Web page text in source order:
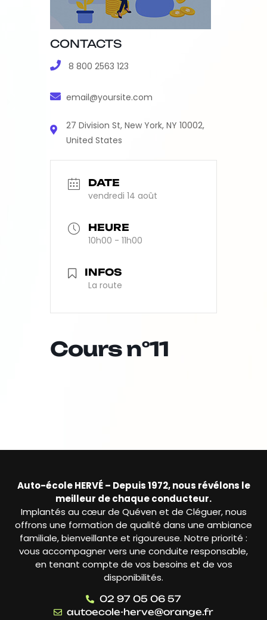
CONTACTS
8 800 2563 123
email@yoursite.com
27 Division St, New York, NY 10002,
United States
DATE
vendredi 14 août
HEURE
10h00 - 11h00
INFOS
La route
Cours n°11
Auto-école HERVÉ – Depuis 1972, nous révélons le
meilleur de chaque conducteur.
Implantés au cœur de Quéven et de Cléguer, nous
offrons une formation de qualité dans une ambiance
familiale, bienveillante et rigoureuse. Notre priorité :
vous accompagner vers une conduite responsable,
en tenant compte de vos besoins et de vos
disponibilités.
02 97 05 06 57
autoecole-herve@orange.fr